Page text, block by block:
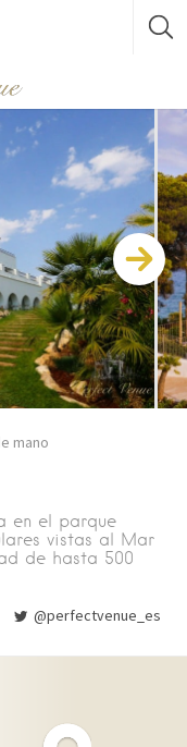
mano
en el parque
vistas al Mar
de hasta 500
@perfectvenue_es